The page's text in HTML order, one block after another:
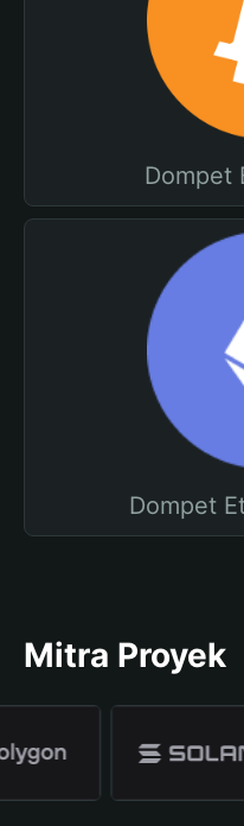
Dompet
Dompet
Mitra Proyek